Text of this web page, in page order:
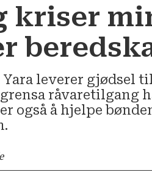
kriser
leverer gjødsel
råvaretilgang
også å hjelpe